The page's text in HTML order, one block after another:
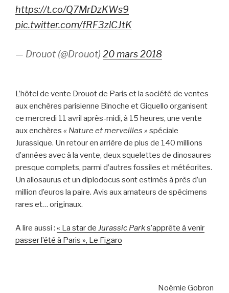
https://t.co/Q7MrDzKWs9
pic.twitter.com/fRF3zlCJtK
— Drouot (@Drouot) 20 mars 2018
L’hôtel de vente Drouot de Paris et la société de ventes
aux enchères parisienne Binoche et Giquello organisent
ce mercredi 11 avril après-midi, à 15 heures, une vente
aux enchères « Nature et merveilles » spéciale
Jurassique. Un retour en arrière de plus de 140 millions
d’années avec à la vente, deux squelettes de dinosaures
presque complets, parmi d’autres fossiles et météorites.
Un allosaurus et un diplodocus sont estimés à près d’un
million d’euros la paire. Avis aux amateurs de spécimens
rares et… originaux.
A lire aussi : « La star de Jurassic Parks’apprête à venir
passer l’été à Paris », Le Figaro
Noémie Gobron